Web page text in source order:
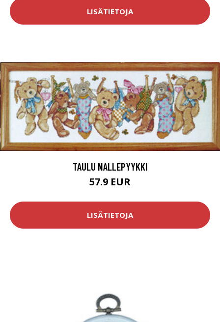
LISÄTIETOJA
TAULU NALLEPYYKKI
57.9 EUR
LISÄTIETOJA